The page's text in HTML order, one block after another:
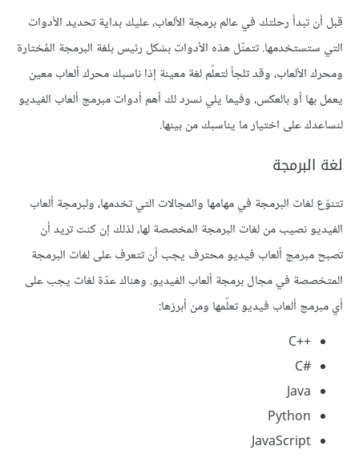
قبل أن تبدأ رحلتك في عالم برمجة الألعاب، عليك بداية تحديد الأدوات
التي ستستخدمها. تتمثّل هذه الأدوات بشكل رئيس بلغة البرمجة المُختارة
ومحرك الألعاب، وقد تلجأ لتعلّم لغة معينة إذا ناسبك محرك ألعاب معين
يعمل بها أو بالعكس، وفيما يلي نسرد لك أهم أدوات مبرمج ألعاب الفيديو
لنساعدك على اختيار ما يناسبك من بينها.
لغة البرمجة
تتنوّع لغات البرمجة في مهامها والمجالات التي تخدمها، ولبرمجة ألعاب
الفيديو نصيب من لغات البرمجة المخصصة لها، لذلك إن كنت تريد أن
تصبح مبرمج ألعاب فيديو محترف يجب أن تتعرف على لغات البرمجة
المتخصصة في مجال برمجة ألعاب الفيديو. وهناك عدّة لغات يجب على
أي مبرمج ألعاب فيديو تعلّمها ومن أبرزها:
C++‎
C#‎
Java
Python
JavaScript